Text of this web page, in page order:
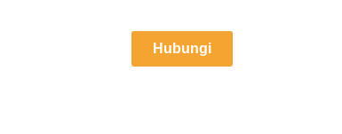
Hubungi